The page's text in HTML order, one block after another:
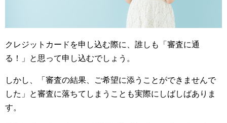
クレジットカードを申し込む際に、誰しも「審査に通
る！」と思って申し込むでしょう。
しかし、「審査の結果、ご希望に添うことができませんで
した」と審査に落ちてしまうことも実際にしばしばありま
す。